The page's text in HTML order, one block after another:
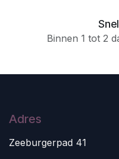
Binnen 1 tot 2
Adres
Zeeburgerpad 41